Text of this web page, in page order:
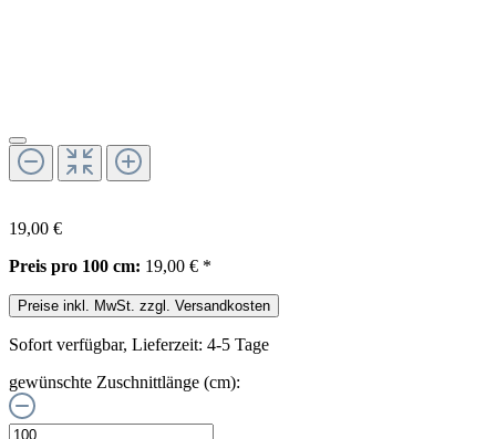
19,00 €
Preis pro 100 cm: 19,00 € *
Preise inkl. MwSt. zzgl. Versandkosten
Sofort verfügbar, Lieferzeit: 4-5 Tage
gewünschte Zuschnittlänge (cm):